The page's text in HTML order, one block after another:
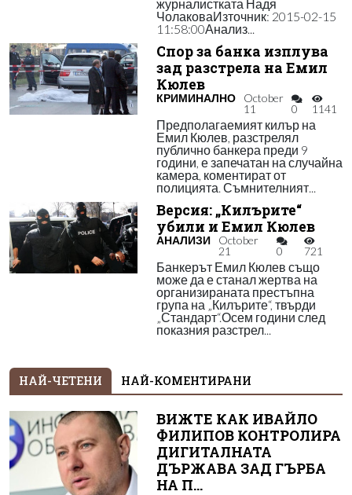
журналистката Надя
ЧолаковаИзточник: 2015-02-15
11:58:00Анализ...
Спор за банка изплува
зад разстрела на Емил
Кюлев
КРИМИНАЛНО
October
11
0 1141
Предполагаемият килър на
Емил Кюлев, разстрелял
публично банкера преди 9
години, е запечатан на случайна
камера, коментират от
полицията. Съмнителният...
Версия: „Килърите“
убили и Емил Кюлев
АНАЛИЗИ
October
21
0 721
Банкерът Емил Кюлев също
може да е станал жертва на
организираната престъпна
група на „Килърите“, твърди
„Стандарт“.Осем години след
показния разстрел...
НАЙ-ЧЕТЕНИ НАЙ-КОМЕНТИРАНИ
ВИЖТЕ КАК ИВАЙЛО
ФИЛИПОВ КОНТРОЛИРА
ДИГИТАЛНАТА
ДЪРЖАВА ЗАД ГЪРБА
НА П...